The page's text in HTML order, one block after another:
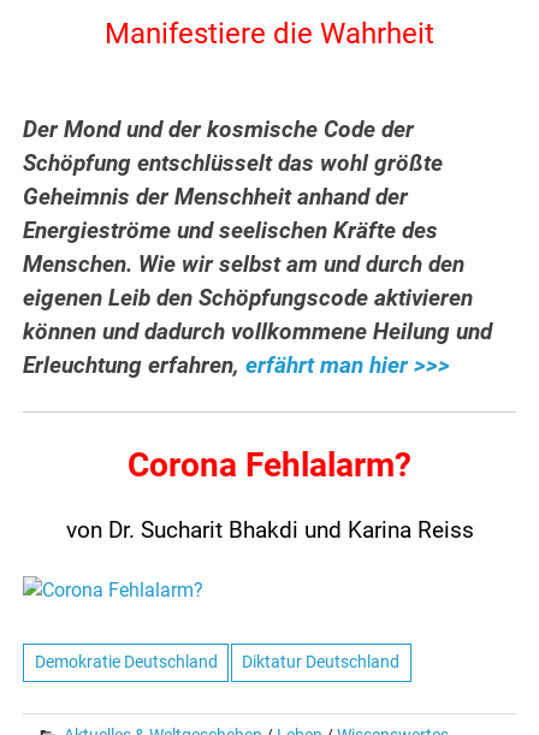
Manifestiere die Wahrheit
Der Mond und der kosmische Code der
Schöpfung entschlüsselt das wohl größte
Geheimnis der Menschheit anhand der
Energieströme und seelischen Kräfte des
Menschen. Wie wir selbst am und durch den
eigenen Leib den Schöpfungscode aktivieren
können und dadurch vollkommene Heilung und
Erleuchtung erfahren,erfährt man hier >>>
Corona Fehlalarm?
von Dr. Sucharit Bhakdi und Karina Reiss
Demokratie Deutschland Diktatur Deutschland